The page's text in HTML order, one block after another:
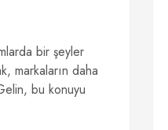
bir şeyler
markaların daha
bu konuyu